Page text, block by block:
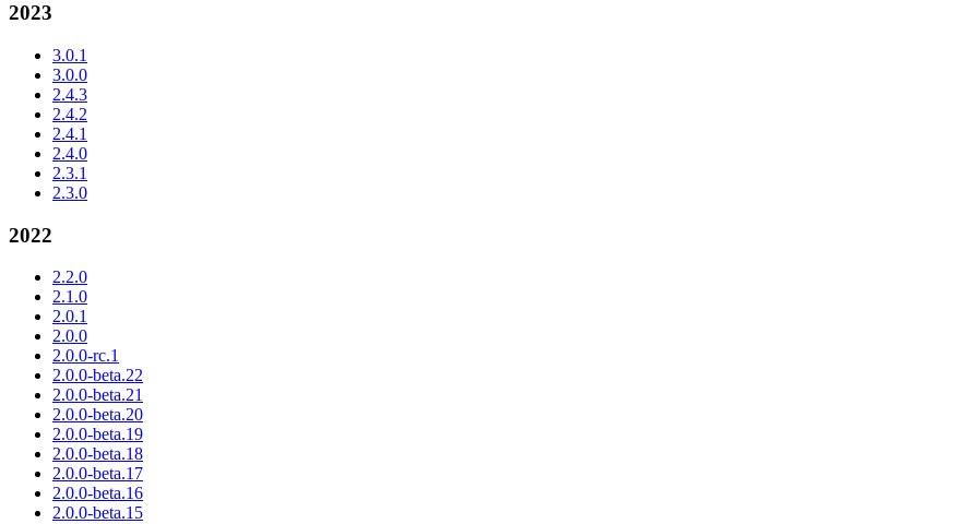
2023
3.0.1
3.0.0
2.4.3
2.4.2
2.4.1
2.4.0
2.3.1
2.3.0
2022
2.2.0
2.1.0
2.0.1
2.0.0
2.0.0-rc.1
2.0.0-beta.22
2.0.0-beta.21
2.0.0-beta.20
2.0.0-beta.19
2.0.0-beta.18
2.0.0-beta.17
2.0.0-beta.16
2.0.0-beta.15